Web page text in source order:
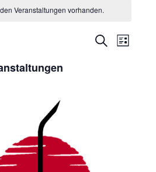
Veranstaltungen vorhanden.
Suche
Liste